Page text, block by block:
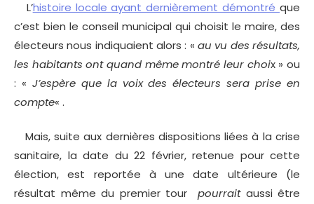
L’histoire locale ayant dernièrement démontré que
c’est bien le conseil municipal qui choisit le maire, des
électeurs nous indiquaient alors : « au vu des résultats,
les habitants ont quand même montré leur choix » ou
: « J’espère que la voix des électeurs sera prise en
compte« .
Mais, suite aux dernières dispositions liées à la crise
sanitaire, la date du 22 février, retenue pour cette
élection, est reportée à une date ultérieure (le
résultat même du premier tour pourraitaussi être